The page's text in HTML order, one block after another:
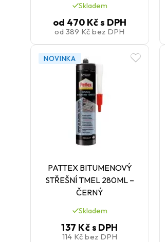
Skladem
od 470 Kčs DPH
od 389 Kčbez DPH
NOVINKA
PATTEX BITUMENOVÝ
STŘEŠNÍ TMEL 280ML –
ČERNÝ
Skladem
137 Kčs DPH
114 Kčbez DPH